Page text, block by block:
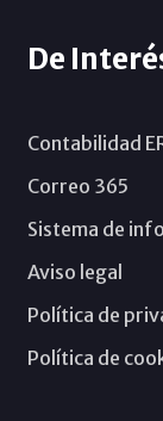
De
Contabilidad
Correo 365
Sistema de
Aviso legal
Política de
Política de